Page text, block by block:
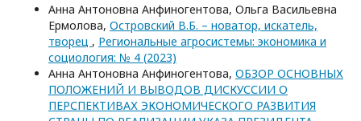
Анна Антоновна Анфиногентова, Ольга Васильевна
Ермолова, Островский В.Б. – новатор, искатель,
творец , Региональные агросистемы: экономика и
социология: № 4 (2023)
Анна Антоновна Анфиногентова, ОБЗОР ОСНОВНЫХ
ПОЛОЖЕНИЙ И ВЫВОДОВ ДИСКУССИИ О
ПЕРСПЕКТИВАХ ЭКОНОМИЧЕСКОГО РАЗВИТИЯ